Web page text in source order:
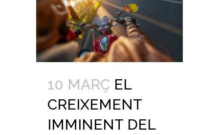
10 MARÇ EL
CREIXEMENT
IMMINENT DEL